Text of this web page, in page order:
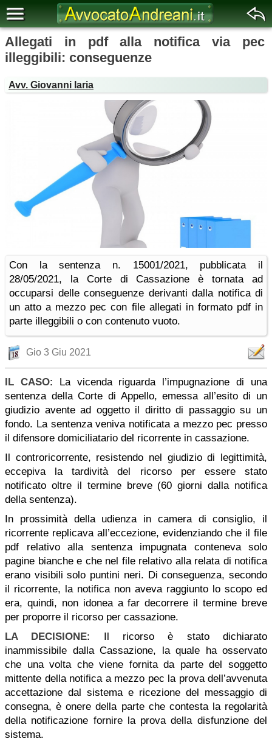
Allegati in pdf alla notifica via pec
illeggibili: conseguenze
Avv. Giovanni Iaria
Con la sentenza n. 15001/2021, pubblicata il
28/05/2021, la Corte di Cassazione è tornata ad
occuparsi delle conseguenze derivanti dalla notifica di
un atto a mezzo pec con file allegati in formato pdf in
parte illeggibili o con contenuto vuoto.
Gio 3 Giu 2021
IL CASO: La vicenda riguarda l’impugnazione di una
sentenza della Corte di Appello, emessa all’esito di un
giudizio avente ad oggetto il diritto di passaggio su un
fondo. La sentenza veniva notificata a mezzo pec presso
il difensore domiciliatario del ricorrente in cassazione.
Il controricorrente, resistendo nel giudizio di legittimità,
eccepiva la tardività del ricorso per essere stato
notificato oltre il termine breve (60 giorni dalla notifica
della sentenza).
In prossimità della udienza in camera di consiglio, il
ricorrente replicava all’eccezione, evidenziando che il file
pdf relativo alla sentenza impugnata conteneva solo
pagine bianche e che nel file relativo alla relata di notifica
erano visibili solo puntini neri. Di conseguenza, secondo
il ricorrente, la notifica non aveva raggiunto lo scopo ed
era, quindi, non idonea a far decorrere il termine breve
per proporre il ricorso per cassazione.
LA DECISIONE: Il ricorso è stato dichiarato
inammissibile dalla Cassazione, la quale ha osservato
che una volta che viene fornita da parte del soggetto
mittente della notifica a mezzo pec la prova dell’avvenuta
accettazione dal sistema e ricezione del messaggio di
consegna, è onere della parte che contesta la regolarità
della notificazione fornire la prova della disfunzione del
sistema.